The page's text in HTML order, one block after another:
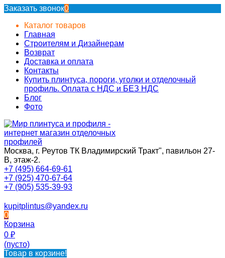
Заказать звонок0
Каталог товаров
Главная
Строителям и Дизайнерам
Возврат
Доставка и оплата
Контакты
Купить плинтуса, пороги, уголки и отделочный
профиль. Оплата с НДС и БЕЗ НДС
Блог
Фото
Москва, г. Реутов ТК Владимирский Тракт", павильон 27-
В, этаж-2.
+7 (495) 664-69-61
+7 (925) 470-67-64
+7 (905) 535-39-93
kupitplintus@yandex.ru
0
Корзина
0 ₽
(пусто)
Товар в корзине!